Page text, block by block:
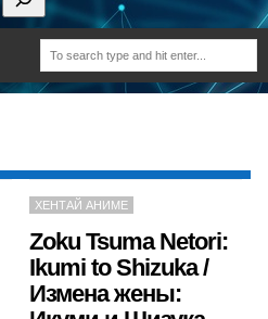
ХЕНТАЙ АНИМЕ
Zoku Tsuma Netori:
Ikumi to Shizuka /
Измена жены: